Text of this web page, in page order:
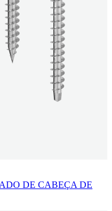
DE CABEÇA DE